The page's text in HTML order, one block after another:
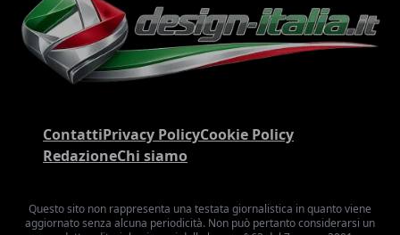
ContattiPrivacy PolicyCookie Policy
RedazioneChi siamo
Questo sito non rappresenta una testata giornalistica in quanto viene
aggiornato senza alcuna periodicità. Non può pertanto considerarsi un